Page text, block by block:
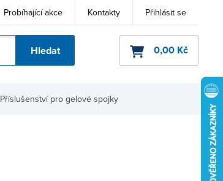
Probíhající akce Kontakty Přihlásit se
Hledat 0,00 Kč
Příslušenství pro gelové spojky